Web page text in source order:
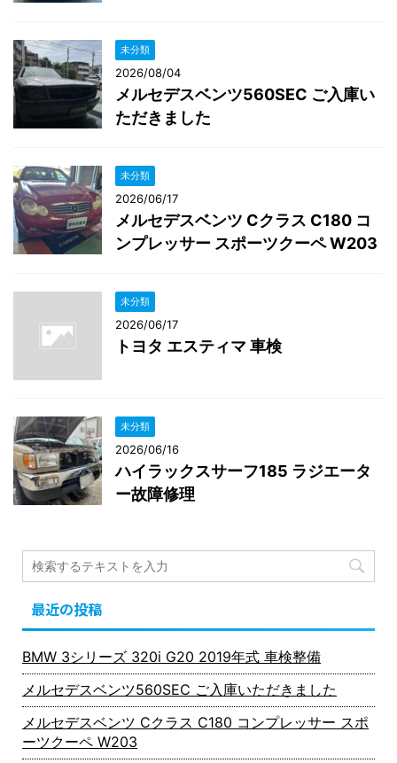
未分類
2026/08/04
メルセデスベンツ560SEC ご入庫い
ただきました
未分類
2026/06/17
メルセデスベンツ Cクラス C180 コ
ンプレッサー スポーツクーペ W203
未分類
2026/06/17
トヨタ エスティマ 車検
未分類
2026/06/16
ハイラックスサーフ185 ラジエータ
ー故障修理
最近の投稿
BMW 3シリーズ 320i G20 2019年式 車検整備
メルセデスベンツ560SEC ご入庫いただきました
メルセデスベンツ Cクラス C180 コンプレッサー スポ
ーツクーペ W203